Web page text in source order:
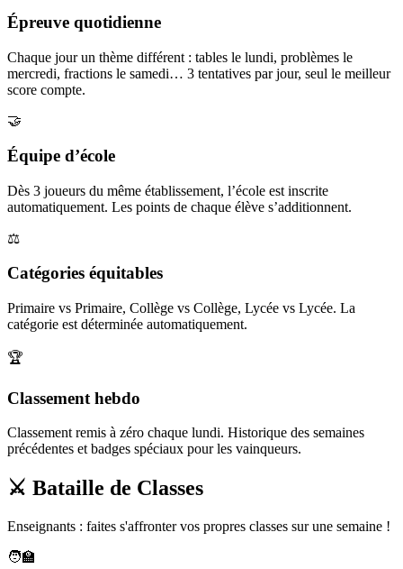
Épreuve quotidienne
Chaque jour un thème différent : tables le lundi, problèmes le
mercredi, fractions le samedi… 3 tentatives par jour, seul le meilleur
score compte.
🤝
Équipe d’école
Dès 3 joueurs du même établissement, l’école est inscrite
automatiquement. Les points de chaque élève s’additionnent.
⚖️
Catégories équitables
Primaire vs Primaire, Collège vs Collège, Lycée vs Lycée. La
catégorie est déterminée automatiquement.
🏆
Classement hebdo
Classement remis à zéro chaque lundi. Historique des semaines
précédentes et badges spéciaux pour les vainqueurs.
⚔️ Bataille de Classes
Enseignants : faites s'affronter vos propres classes sur une semaine !
🧑‍🏫